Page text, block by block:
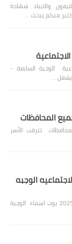
والايباد شهادة
كثير منكم يبحث …
الوجبة السابعة -
يشغل …
2026 جميع المحافظات تترقب الأسر
الوجبه
رابط محرك بحث اسماء الرعاية الاجتماعيه الوجبه التاسعة 2025 بوت اسماء الوجبة